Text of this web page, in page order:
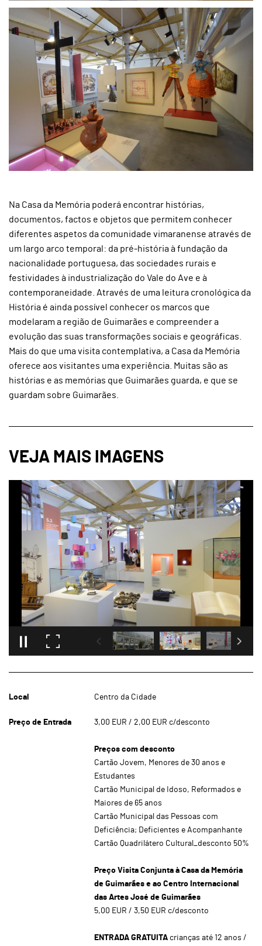
Na Casa da Memória poderá encontrar histórias,
documentos, factos e objetos que permitem conhecer
diferentes aspetos da comunidade vimaranense através de
um largo arco temporal: da pré-história à fundação da
nacionalidade portuguesa, das sociedades rurais e
festividades à industrialização do Vale do Ave e à
contemporaneidade. Através de uma leitura cronológica da
História é ainda possível conhecer os marcos que
modelaram a região de Guimarães e compreender a
evolução das suas transformações sociais e geográficas.
Mais do que uma visita contemplativa, a Casa da Memória
oferece aos visitantes uma experiência. Muitas são as
histórias e as memórias que Guimarães guarda, e que se
guardam sobre Guimarães.
Local Centro da Cidade
Preço de Entrada 3,00 EUR / 2,00 EUR c/desconto
Preços com desconto
Cartão Jovem, Menores de 30 anos e
Estudantes
Cartão Municipal de Idoso, Reformados e
Maiores de 65 anos
Cartão Municipal das Pessoas com
Deficiência; Deficientes e Acompanhante
Cartão Quadrilátero Cultural_desconto 50%
Preço Visita Conjunta à Casa da Memória
de Guimarães e ao Centro Internacional
das Artes José de Guimarães
5,00 EUR / 3,50 EUR c/desconto
ENTRADA GRATUITA crianças até 12 anos /